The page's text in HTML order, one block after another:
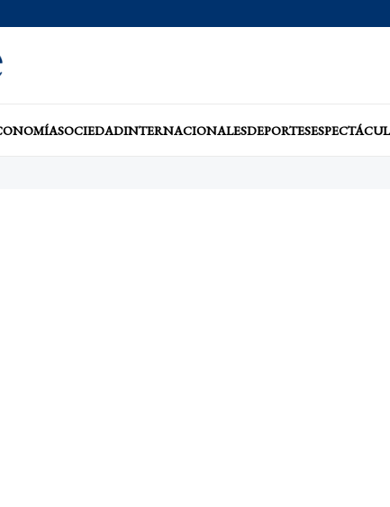
SOCIEDADINTERNACIONALESDEPORTES